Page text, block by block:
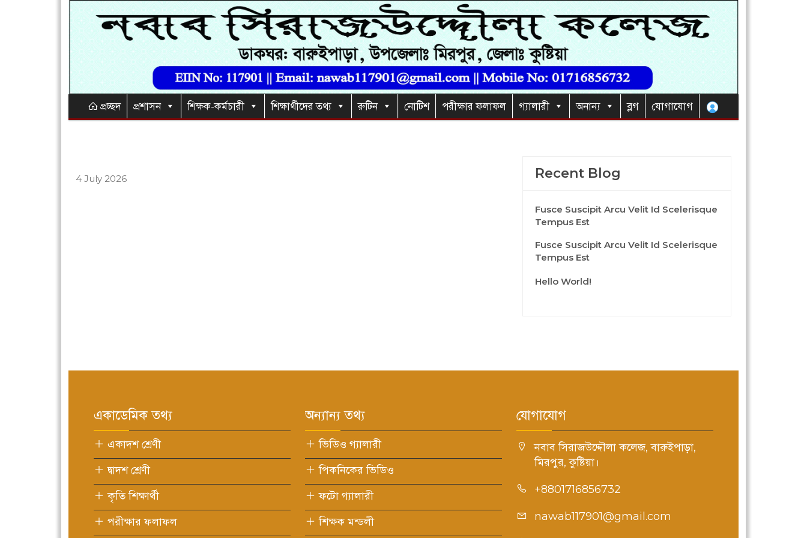
প্রচ্ছদ প্রশাসন শিক্ষক-কর্মচারী শিক্ষার্থীদের তথ্য রুটিন নোটিশ পরীক্ষার ফলাফল গ্যালারী অনান্য ব্লগ যোগাযোগ
4 July 2026 Recent Blog
Fusce Suscipit Arcu Velit Id Scelerisque
Tempus Est
Fusce Suscipit Arcu Velit Id Scelerisque
Tempus Est
Hello World!
একাডেমিক তথ্য
একাদশ শ্রেণী
দ্বাদশ শ্রেণী
কৃতি শিক্ষার্থী
পরীক্ষার ফলাফল
অন্যান্য তথ্য
ভিডিও গ্যালারী
পিকনিকের ভিডিও
ফটো গ্যালারী
শিক্ষক মন্ডলী
যোগাযোগ
নবাব সিরাজউদ্দৌলা কলেজ, বারুইপাড়া,
মিরপুর, কুষ্টিয়া।
+8801716856732
nawab117901@gmail.com